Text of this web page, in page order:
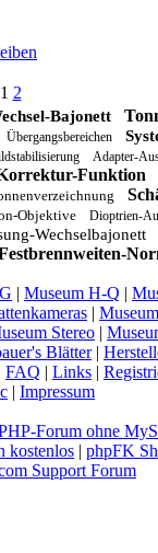
1 2
Bajonett
Übergangsbereichen
Adapter-
Funktion
Objektive Dioptrien-
Wechselbajonett
| Museum H-Q |
|
Stereo |
Blätter|
FAQ | Links |
| Impressum
Forum ohne
kostenlos | phpFK
Support Forum